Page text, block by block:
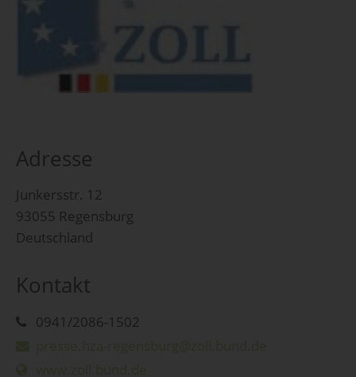
Adresse
Junkersstr. 12
93055 Regensburg
Deutschland
Kontakt
0941/2086-1502